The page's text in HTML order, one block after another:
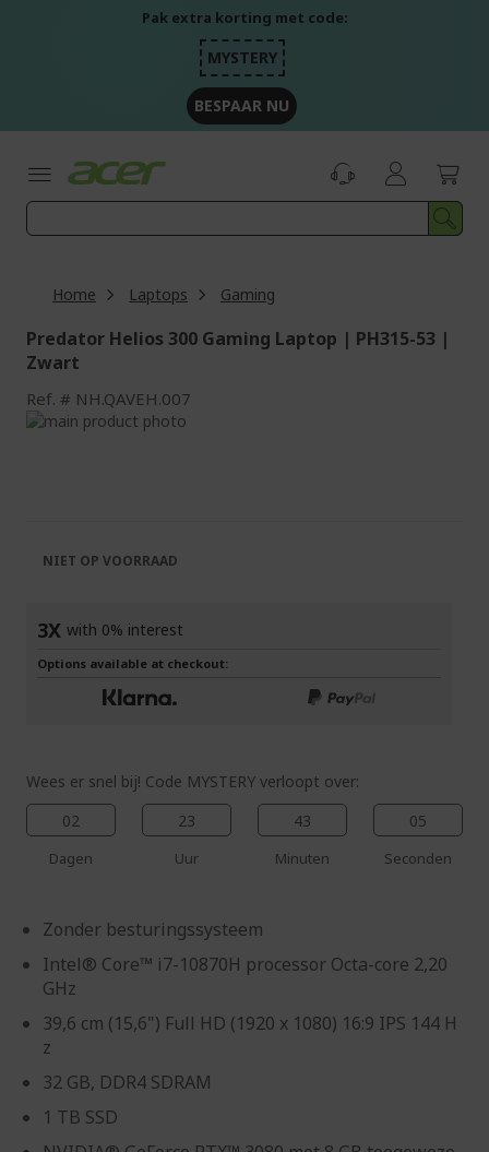
Pak extra korting met code:
MYSTERY
BESPAAR NU
Home Laptops Gaming
Predator Helios 300 Gaming Laptop | PH315-53 |
Zwart
Ref. NH.QAVEH.007
Ga
afbeeldingen-
gallerij
afbeeldingen-
Wees er snel bij! Code MYSTERY verloopt over:
02
Dagen
23
Uur
43
Minuten
05
Seconden
Zonder besturingssysteem
Intel® Core™ i7-10870H processor Octa-core 2,20
GHz
39,6 cm (15,6") Full HD (1920 x 1080) 16:9 IPS 144 H
z
32 GB, DDR4 SDRAM
1 TB SSD
NIET OP VOORRAAD
3X with 0% interest
Options available at checkout: